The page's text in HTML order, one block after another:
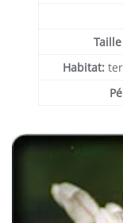
Habitat: